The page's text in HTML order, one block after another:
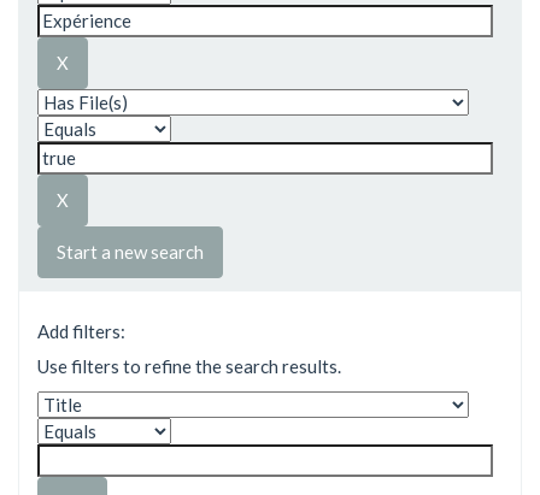
Start a new search
Add filters:
Use filters to refine the search results.